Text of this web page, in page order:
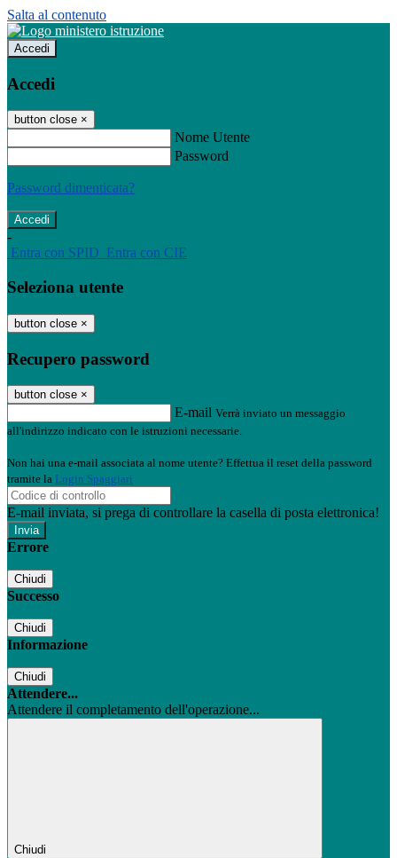
Salta al contenuto
Accedi
Accedi
button close ×
Nome Utente
Password
Password dimenticata?
-
Entra con SPID Entra con CIE
Seleziona utente
button close ×
Recupero password
button close ×
E-mail Verrà inviato un messaggio
all'indirizzo indicato con le istruzioni necessarie.
Non hai una e-mail associata al nome utente? Effettua il reset della password
tramite la Login Spaggiari
E-mail inviata, si prega di controllare la casella di posta elettronica!
Errore
Chiudi
Successo
Chiudi
Informazione
Chiudi
Attendere...
Attendere il completamento dell'operazione...
Chiudi